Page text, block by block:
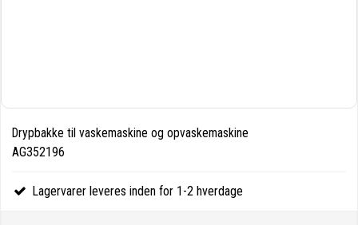
Drypbakke til vaskemaskine og opvaskemaskine
AG352196
Lagervarer leveres inden for 1-2 hverdage